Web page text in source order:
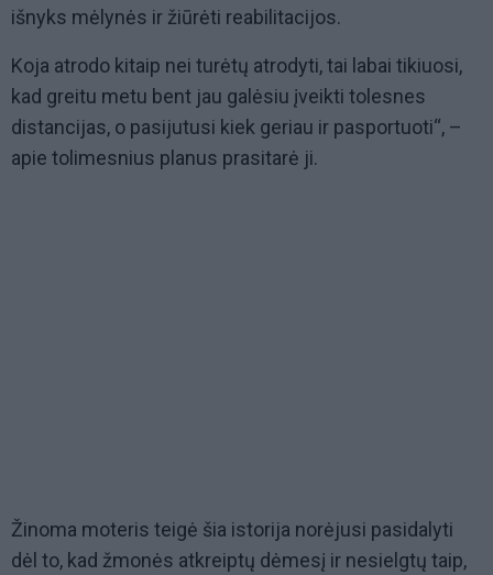
išnyks mėlynės ir žiūrėti reabilitacijos.
Koja atrodo kitaip nei turėtų atrodyti, tai labai tikiuosi,
kad greitu metu bent jau galėsiu įveikti tolesnes
distancijas, o pasijutusi kiek geriau ir pasportuoti“, –
apie tolimesnius planus prasitarė ji.
Žinoma moteris teigė šia istorija norėjusi pasidalyti
dėl to, kad žmonės atkreiptų dėmesį ir nesielgtų taip,